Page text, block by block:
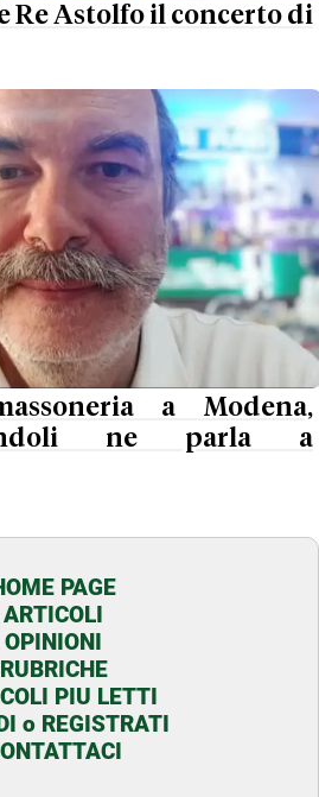
Re Astolfo il concerto di
a Modena,
ne parla a
PAGE
ARTICOLI
OPINIONI
RUBRICHE
PIU LETTI
o REGISTRATI